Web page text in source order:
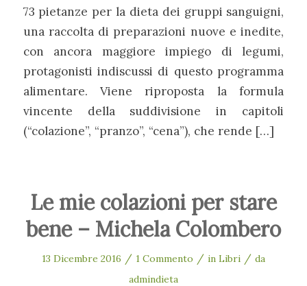
73 pietanze per la dieta dei gruppi sanguigni,
una raccolta di preparazioni nuove e inedite,
con ancora maggiore impiego di legumi,
protagonisti indiscussi di questo programma
alimentare. Viene riproposta la formula
vincente della suddivisione in capitoli
(“colazione”, “pranzo”, “cena”), che rende […]
Le mie colazioni per stare
bene – Michela Colombero
13 Dicembre 2016 / 1 Commento / in Libri / da
admindieta